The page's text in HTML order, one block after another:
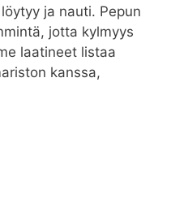
ja nauti. Pepun
jotta kylmyys
laatineet listaa
kanssa,